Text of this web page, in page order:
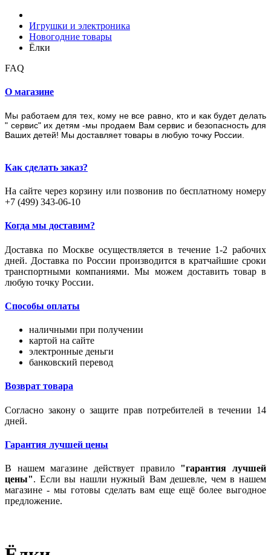
Игрушки и электроника
Новогодние товары
Ёлки
FAQ
О магазине
Мы работаем для тех, кому не все равно, кто и как будет делать
" сервис" их детям -мы продаем Вам сервис и безопасность для
Ваших детей! Мы доставляет товары в любую точку России.
Как сделать заказ?
На сайте через корзину или позвонив по бесплатному номеру
+7 (499) 343-06-10
Когда мы доставим?
Доставка по Москве осуществляется в течение 1-2 рабочих
дней. Доставка по России производится в кратчайшие сроки
транспортными компаниями. Мы можем доставить товар в
любую точку России.
Способы оплаты
наличными при получении
картой на сайте
электронные деньги
банковский перевод
Возврат товара
Согласно закону о защите прав потребителей в течении 14
дней.
Гарантия лучшей цены
В нашем магазине действует правило "гарантия лучшей
цены". Если вы нашли нужный Вам дешевле, чем в нашем
магазине - мы готовы сделать вам еще ещё более выгодное
предложение.